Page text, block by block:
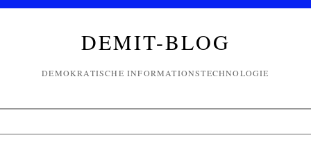
DEMIT-BLOG
DEMOKRATISCHE INFORMATIONSTECHNOLOGIE